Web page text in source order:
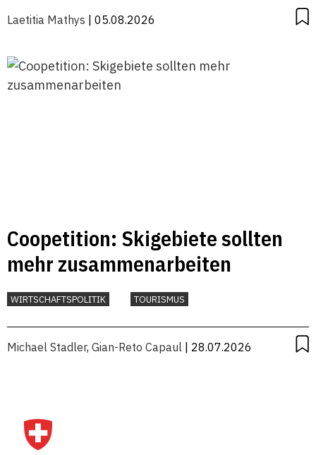
Laetitia Mathys | 05.08.2026
Coopetition: Skigebiete sollten
mehr zusammenarbeiten
WIRTSCHAFTSPOLITIK TOURISMUS
Michael Stadler, Gian-Reto Capaul | 28.07.2026